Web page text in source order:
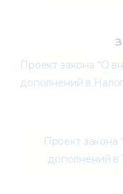
Проект закона “О
дополнений в
Проект
дополнений